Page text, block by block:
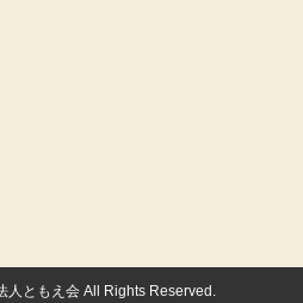
人ともえ会 All Rights Reserved.